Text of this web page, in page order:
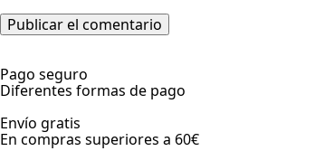
Pago seguro
Diferentes formas de pago
Envío gratis
En compras superiores a 60€